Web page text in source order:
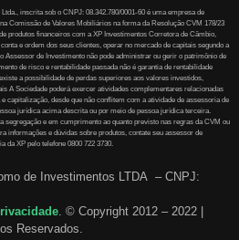
inscrita sob o CNPJ: 08.342.780/0001-60 é uma empresa de
Comissão de Valores Mobiliários na forma da Resolução CVM 178/23
produtos financeiros com a XP Investimentos Corretora de Câmbio,
e ordem dos seus clientes, operar no mercado de capitais segundo a
Assessor de Investimento não pode administrar ou gerir o patrimônio de
de risco e rentabilidade passada não é garantia de rentabilidade
a possibilidade de perdas superiores aos valores investidos,
A Sociedade poderá exercer atividades complementares relacionadas
capitalização, desde que não conflitem com a atividade de assessoria de
jurídica acima descrita ou por meio de pessoa jurídica terceira.
segregação e em cumprimento ao quanto previsto nas regras da CVM ou
informações e dúvidas sobre produtos, contate seu assessor de
da XP pelo telefone 0800 722 3730.
de Investimentos LTDA – CNPJ:
. © Copyright 2012 – 2022 |
Reservados.